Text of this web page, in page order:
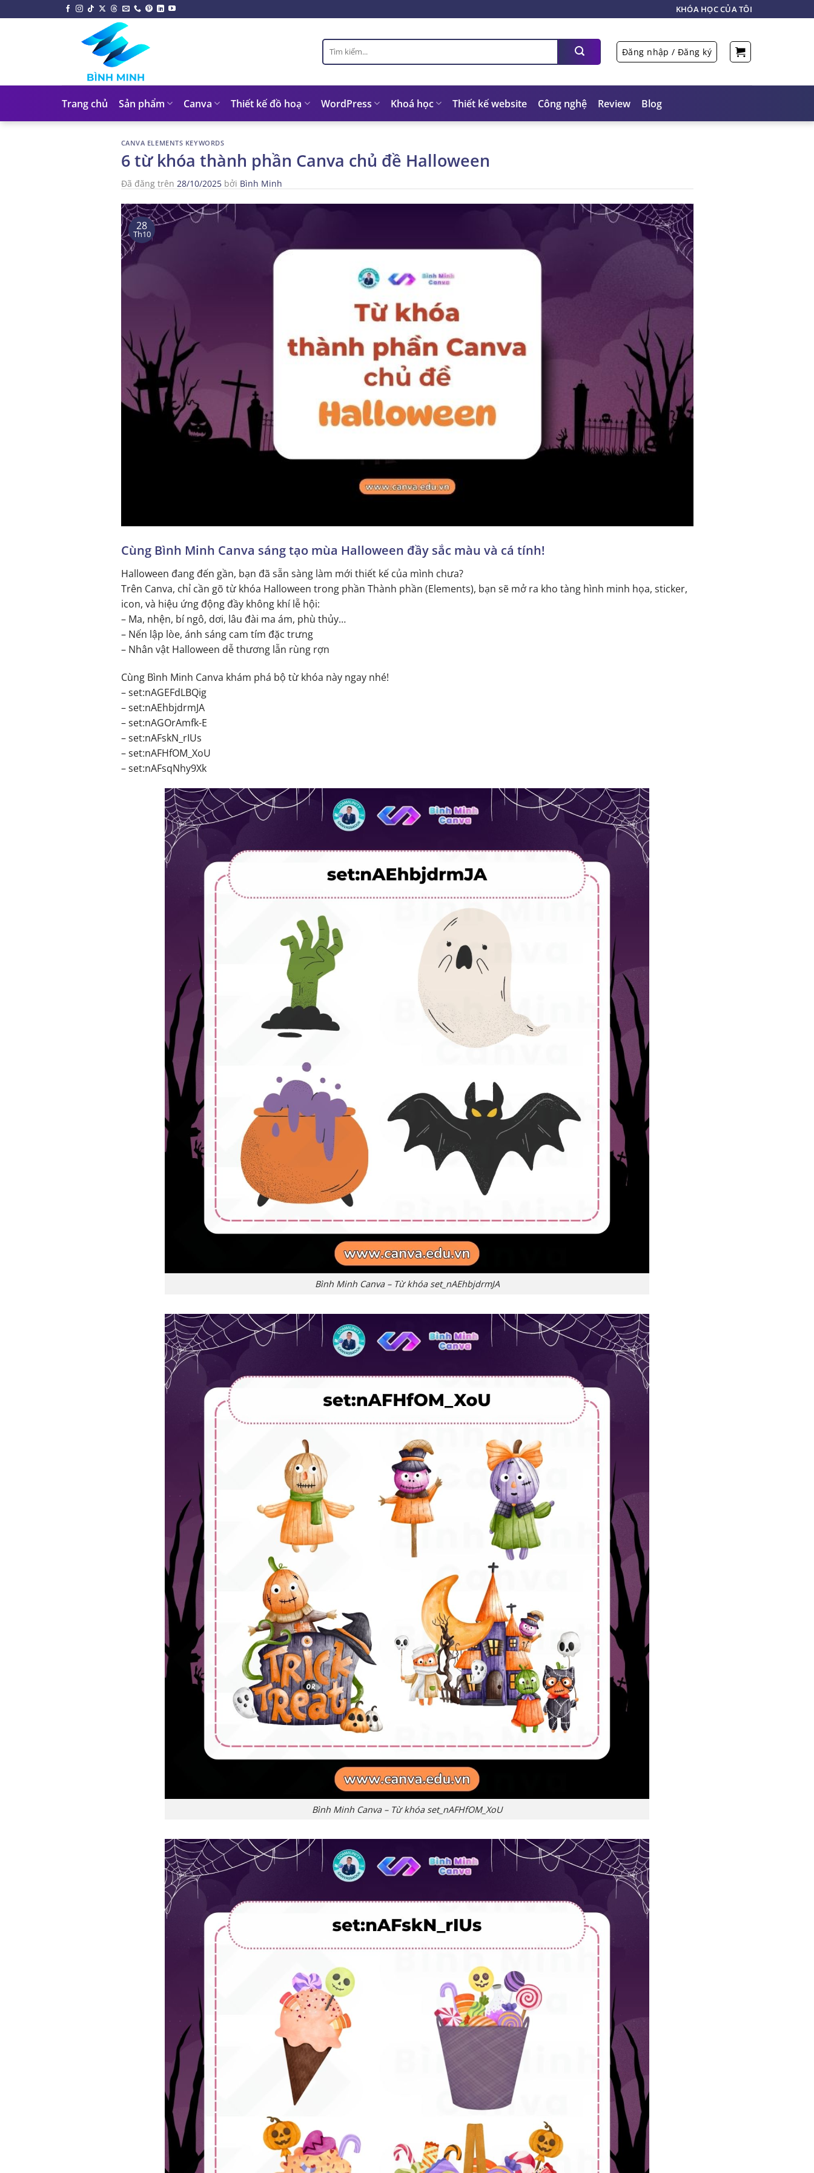
đến
KHÓA HỌC CỦA TÔI
Tìm
kiếm:
Đăng nhập / Đăng ký
Trang chủ Sản phẩm Canva Thiết kế đồ hoạ WordPress Khoá học Thiết kế website Công nghệ Review Blog
CANVA ELEMENTS KEYWORDS
6 từ khóa thành phần Canva chủ đề Halloween
Đã đăng trên 28/10/2025 bởi Bình Minh
28
Th10
Cùng Bình Minh Canva sáng tạo mùa Halloween đầy sắc màu và cá tính!
Halloween đang đến gần, bạn đã sẵn sàng làm mới thiết kế của mình chưa?
Trên Canva, chỉ cần gõ từ khóa Halloween trong phần Thành phần (Elements), bạn sẽ mở ra kho tàng hình minh họa, sticker,
icon, và hiệu ứng động đầy không khí lễ hội:
– Ma, nhện, bí ngô, dơi, lâu đài ma ám, phù thủy…
– Nến lập lòe, ánh sáng cam tím đặc trưng
– Nhân vật Halloween dễ thương lẫn rùng rợn
Cùng Bình Minh Canva khám phá bộ từ khóa này ngay nhé!
– set:nAGEFdLBQig
– set:nAEhbjdrmJA
– set:nAGOrAmfk-E
– set:nAFskN_rIUs
– set:nAFHfOM_XoU
– set:nAFsqNhy9Xk
Bình Minh Canva – Từ khóa set_nAEhbjdrmJA
Bình Minh Canva – Từ khóa set_nAFHfOM_XoU